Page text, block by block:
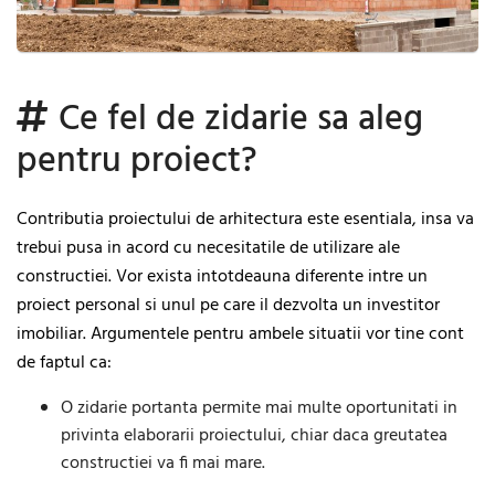
Ce fel de zidarie sa aleg
pentru proiect?
Contributia proiectului de arhitectura este esentiala, insa va
trebui pusa in acord cu necesitatile de utilizare ale
constructiei. Vor exista intotdeauna diferente intre un
proiect personal si unul pe care il dezvolta un investitor
imobiliar. Argumentele pentru ambele situatii vor tine cont
de faptul ca:
O zidarie portanta permite mai multe oportunitati in
privinta elaborarii proiectului, chiar daca greutatea
constructiei va fi mai mare.